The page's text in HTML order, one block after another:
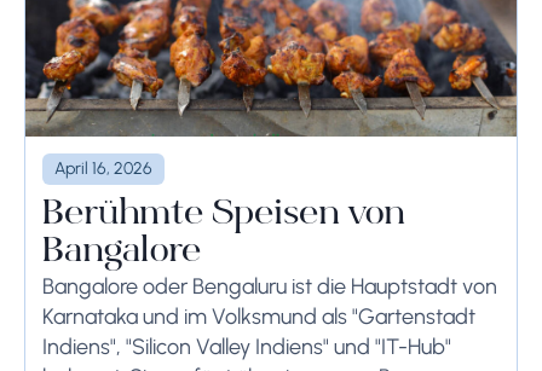
April 16, 2026
Berühmte Speisen von
Bangalore
Bangalore oder Bengaluru ist die Hauptstadt von
Karnataka und im Volksmund als "Gartenstadt
Indiens", "Silicon Valley Indiens" und "IT-Hub"